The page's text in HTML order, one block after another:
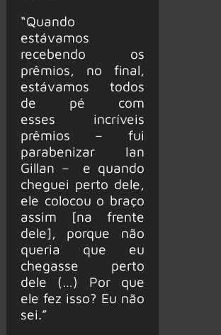
“Quando
estávamos
recebendo os
prêmios, no final,
estávamos todos
de pé com
esses incríveis
prêmios – fui
parabenizar Ian
Gillan – e quando
cheguei perto dele,
ele colocou o braço
assim [na frente
dele], porque não
queria que eu
chegasse perto
dele (…) Por que
ele fez isso? Eu não
sei.”